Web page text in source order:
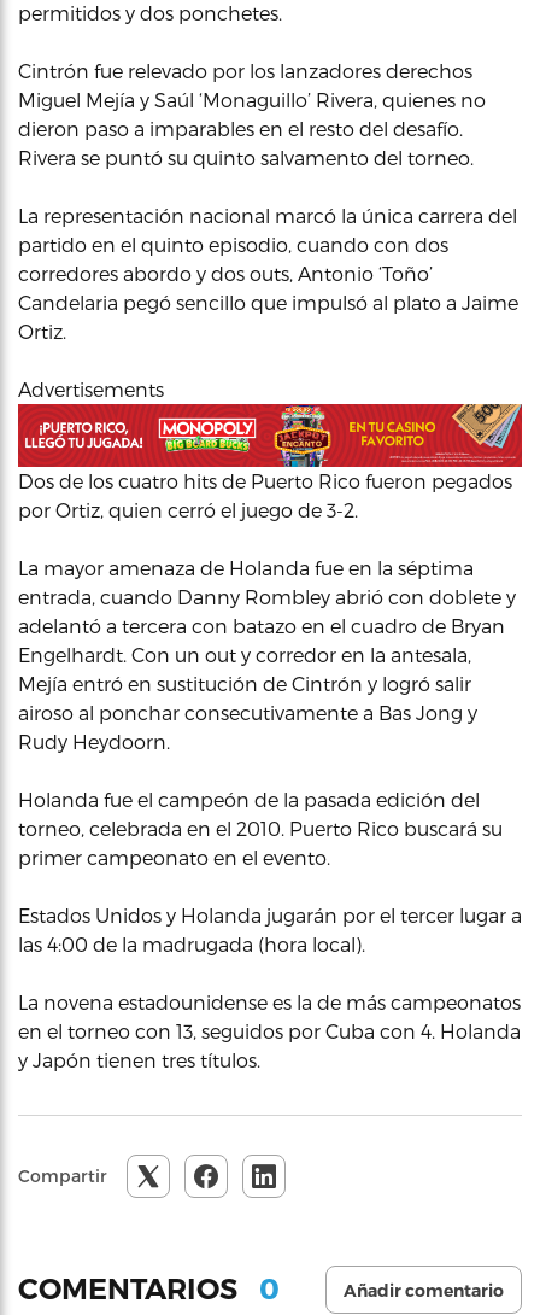
permitidos y dos ponchetes.
Cintrón fue relevado por los lanzadores derechos
Miguel Mejía y Saúl ‘Monaguillo’ Rivera, quienes no
dieron paso a imparables en el resto del desafío.
Rivera se puntó su quinto salvamento del torneo.
La representación nacional marcó la única carrera del
partido en el quinto episodio, cuando con dos
corredores abordo y dos outs, Antonio ‘Toño’
Candelaria pegó sencillo que impulsó al plato a Jaime
Ortiz.
Advertisements
Dos de los cuatro hits de Puerto Rico fueron pegados
por Ortiz, quien cerró el juego de 3-2.
La mayor amenaza de Holanda fue en la séptima
entrada, cuando Danny Rombley abrió con doblete y
adelantó a tercera con batazo en el cuadro de Bryan
Engelhardt. Con un out y corredor en la antesala,
Mejía entró en sustitución de Cintrón y logró salir
airoso al ponchar consecutivamente a Bas Jong y
Rudy Heydoorn.
Holanda fue el campeón de la pasada edición del
torneo, celebrada en el 2010. Puerto Rico buscará su
primer campeonato en el evento.
Estados Unidos y Holanda jugarán por el tercer lugar a
las 4:00 de la madrugada (hora local).
La novena estadounidense es la de más campeonatos
en el torneo con 13, seguidos por Cuba con 4. Holanda
y Japón tienen tres títulos.
Compartir
COMENTARIOS 0 Añadir comentario